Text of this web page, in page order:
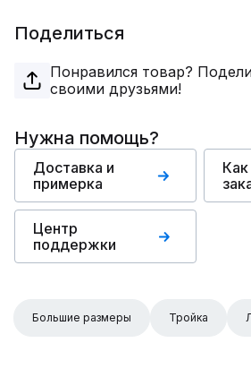
Поделиться
Понравился товар?
своими друзьями!
Нужна помощь?
Доставка и
примерка
Центр
поддержки
Большие размеры Тройка